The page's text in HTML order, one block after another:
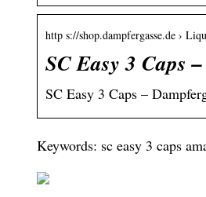
http s://shop.dampfergasse.de ›
SC Easy 3 Caps
SC Easy 3 Caps –
Keywords: sc easy 3 caps